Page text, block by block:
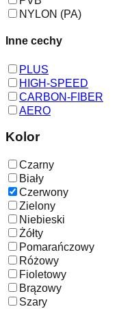
NYLON (PA)
Inne cechy
PLUS
HIGH-SPEED
CARBON-FIBER
AERO
Kolor
Czarny
Biały
Czerwony
Zielony
Niebieski
Żółty
Pomarańczowy
Różowy
Fioletowy
Brązowy
Szary